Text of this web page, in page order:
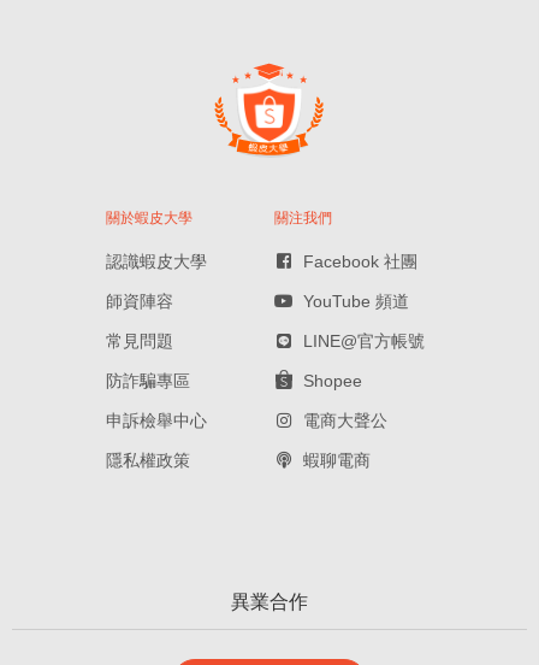
關於蝦皮大學
認識蝦皮大學
師資陣容
常見問題
防詐騙專區
申訴檢舉中心
隱私權政策
關注我們
Facebook 社團
YouTube 頻道
LINE@官方帳號
Shopee
電商大聲公
蝦聊電商
異業合作